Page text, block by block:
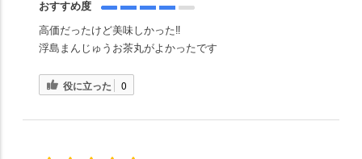
おすすめ度
高価だったけど美味しかった‼️
浮島まんじゅうお茶丸がよかったです
役に立った 0